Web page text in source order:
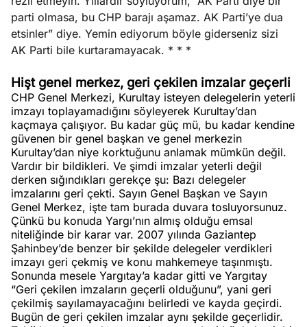
parti olmasa, bu CHP barajı aşamaz. AK Parti’ye dua
etsinler” diye. Yemin ediyorum böyle giderseniz sizi
AK Parti bile kurtaramayacak. * * *
Hişt genel merkez, geri çekilen imzalar geçerli
CHP Genel Merkezi, Kurultay isteyen delegelerin yeterli
imzayı toplayamadığını söyleyerek Kurultay’dan
kaçmaya çalışıyor. Bu kadar güç mü, bu kadar kendine
güvenen bir genel başkan ve genel merkezin
Kurultay’dan niye korktuğunu anlamak mümkün değil.
Vardır bir bildikleri. Ve şimdi imzalar yeterli değil
derken sığındıkları gerekçe şu: Bazı delegeler
imzalarını geri çekti. Sayın Genel Başkan ve Sayın
Genel Merkez, işte tam burada duvara tosluyorsunuz.
Çünkü bu konuda Yargı’nın almış olduğu emsal
niteliğinde bir karar var. 2007 yılında Gaziantep
Şahinbey’de benzer bir şekilde delegeler verdikleri
imzayı geri çekmiş ve konu mahkemeye taşınmıştı.
Sonunda mesele Yargıtay’a kadar gitti ve Yargıtay
“Geri çekilen imzaların geçerli olduğunu”, yani geri
çekilmiş sayılamayacağını belirledi ve kayda geçirdi.
Bugün de geri çekilen imzalar aynı şekilde geçerlidir.